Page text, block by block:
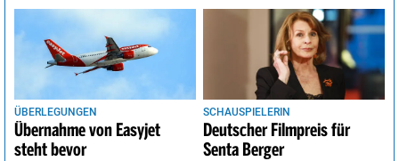
ÜBERLEGUNGEN
Übernahme von Easyjet
steht bevor
SCHAUSPIELERIN
Deutscher Filmpreis für
Senta Berger